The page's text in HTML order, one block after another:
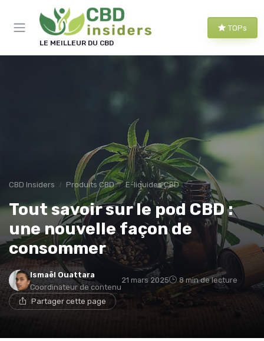
LE MEILLEUR DU CBD
TOPs
CBD Insiders Produits CBD E-liquides CBD
Tout savoir sur le pod CBD :
une nouvelle façon de
consommer
Ismaël Ouattara
Coordinateur de contenu
21 mars 2025 8 min de lecture
Partager cette page
Panneau de gestion des cookies